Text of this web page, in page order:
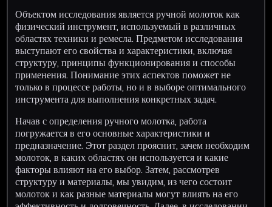
Объектом исследования является ручной молоток как
физический инструмент, используемый в различных
областях техники и ремесла. Предметом исследования
выступают его свойства и характеристики, включая
структуру, принципы функционирования и способы
применения. Понимание этих аспектов поможет не
только в процессе работы, но и в выборе оптимального
инструмента для выполнения конкретных задач.
Начав с определения ручного молотка, работа
погружается в его основные характеристики и
предназначение. Этот раздел прояснит, зачем необходим
молоток, в каких областях он используется и какие
факторы влияют на его выбор. Затем, рассмотрев
структуру и материалы, мы увидим, из чего состоит
молоток и как разные материалы могут влиять на его